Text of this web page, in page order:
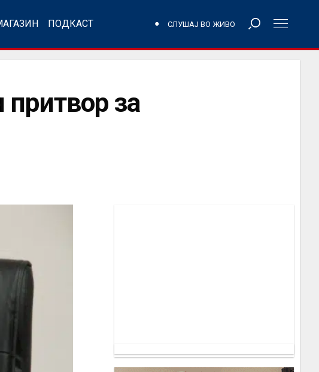
ПОДКАСТ СЛУШАЈ ВО ЖИВО
за